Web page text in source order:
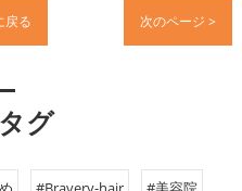
戻る 次のページ >
グ